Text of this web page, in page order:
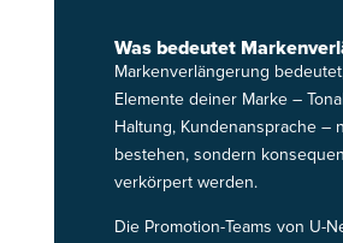
Was bedeutet
Markenverlängerung
Elemente deiner Marke –
Haltung, Kundenansprache –
bestehen, sondern
verkörpert werden.
Die Promotion-Teams von U-